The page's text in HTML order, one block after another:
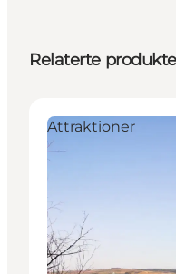
Relaterte
Attraktioner